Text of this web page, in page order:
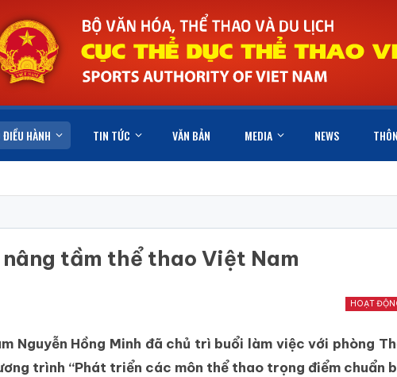
HÀNH TIN TỨC VĂN BẢN MEDIA NEWS
tầm thể thao Việt Nam
HOẠT
Nguyễn Hồng Minh đã chủ trì buổi làm việc với phòng
trình “Phát triển các môn thể thao trọng điểm chuẩn